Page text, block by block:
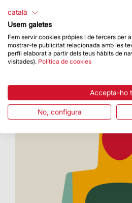
Dins dels actes de Setmana
les tradicionals
català
Usem galetes
Fem servir cookies pròpies i de tercers per
mostrar-te publicitat relacionada amb les
perfil elaborat a partir dels teus hàbits de
visitades). Política de cookies
Accepta-ho
No, configura